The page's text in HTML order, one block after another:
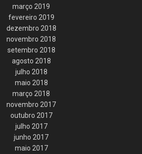
março 2019
fevereiro 2019
dezembro 2018
novembro 2018
setembro 2018
agosto 2018
julho 2018
maio 2018
março 2018
novembro 2017
outubro 2017
julho 2017
junho 2017
maio 2017